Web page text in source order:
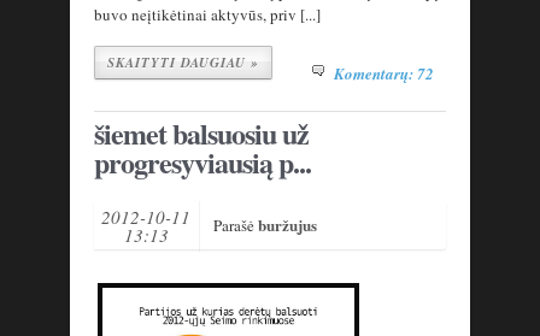
buvo neįtikėtinai aktyvūs, priv [...]
SKAITYTI DAUGIAU » Komentarų: 72
šiemet balsuosiu už
progresyviausią p...
2012-10-11
13:13 Parašėburžujus